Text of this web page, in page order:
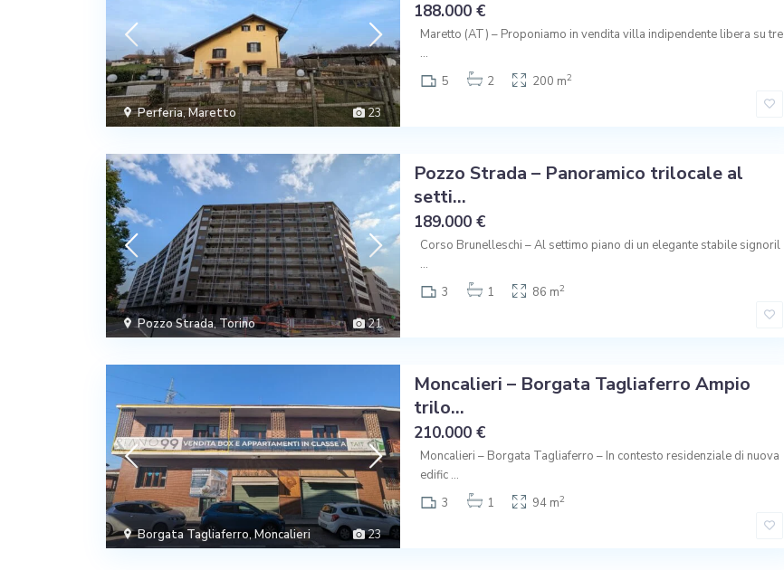
23
Perferia,Maretto
188.000 €
Maretto (AT) – Proponiamo in vendita villa indipendente libera su tre
...
5
2 200 m2
21
Pozzo Strada,Torino
Pozzo Strada – Panoramico trilocale al
setti...
189.000 €
Corso Brunelleschi – Al settimo piano di un elegante stabile signoril
...
3
1 86 m2
23
Borgata Tagliaferro,Moncalieri
Moncalieri – Borgata Tagliaferro Ampio
trilo...
210.000 €
Moncalieri – Borgata Tagliaferro – In contesto residenziale di nuova
edific ...
3
1 94 m2